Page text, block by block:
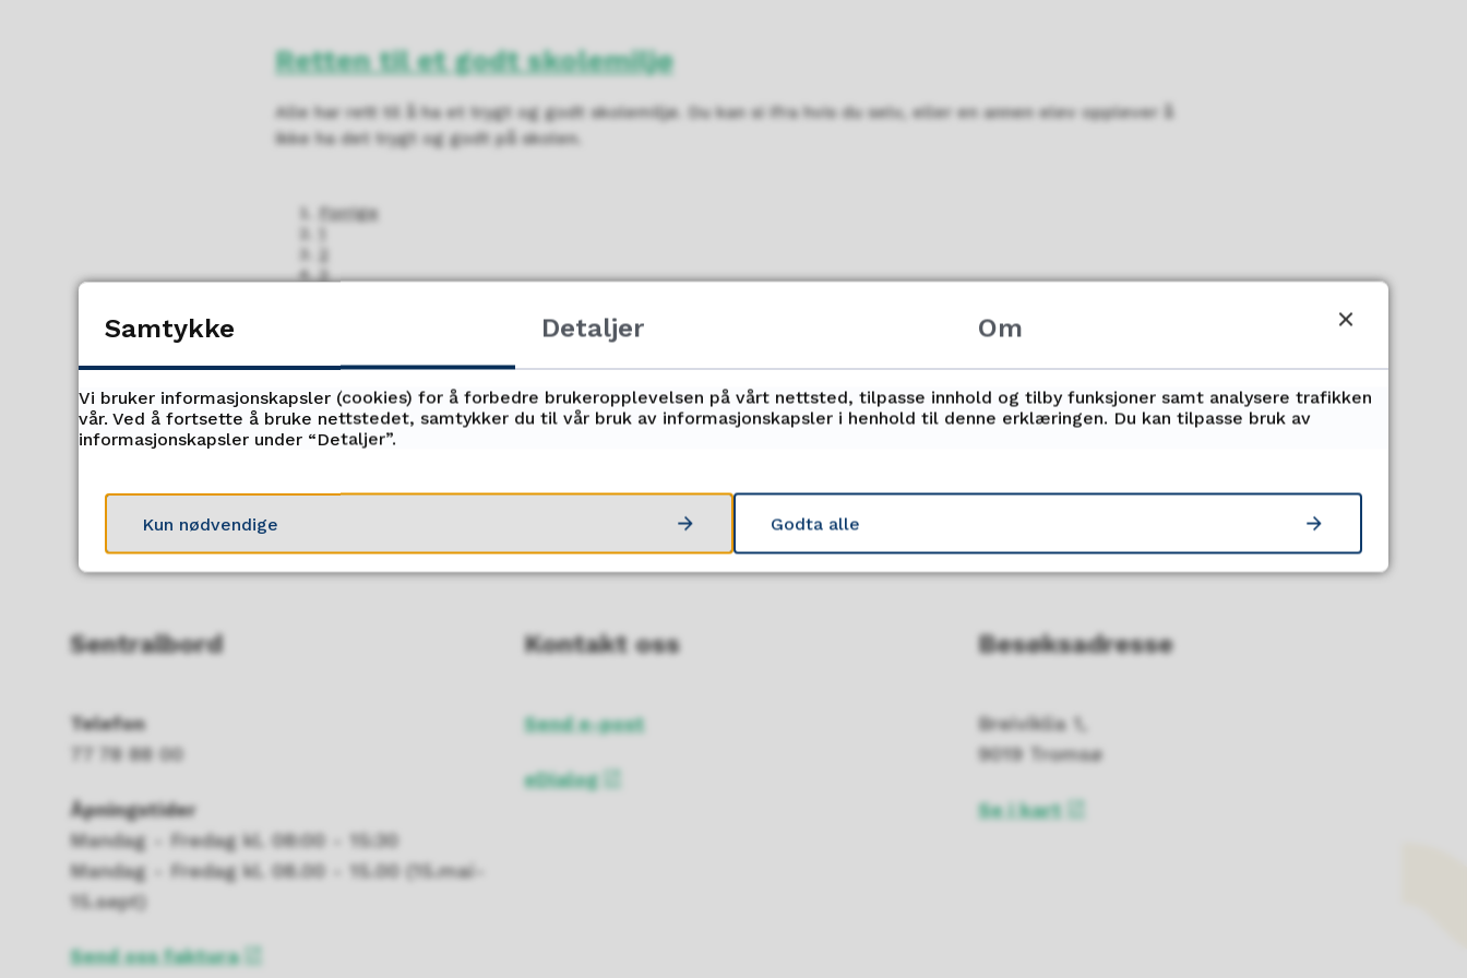
Retten til et godt skolemiljø
Alle har rett til å ha et trygt og godt skolemiljø. Du kan si ifra hvis du selv, eller en annen elev opplever å
ikke ha det trygt og godt på skolen.
Forrige
2
3
Fant du det du lette etter?
Sentralbord
Telefon
77 78 88 00
Åpningstider
Mandag - Fredag kl. 08:00 - 15:30
Mandag - Fredag kl. 08.00 - 15.00 (15.mai-
15.sept)
Send oss faktura
Kontakt oss
Send e-post
eDialog
Besøksadresse
Breiviklia 1,
9019 Tromsø
Se i kart
Samtykke Detaljer Om
Vi bruker informasjonskapsler (cookies) for å forbedre brukeropplevelsen på vårt nettsted, tilpasse innhold og tilby funksjoner samt analysere trafikken
vår. Ved å fortsette å bruke nettstedet, samtykker du til vår bruk av informasjonskapsler i henhold til denne erklæringen. Du kan tilpasse bruk av
informasjonskapsler under “Detaljer”.
Kun nødvendige Godta alle